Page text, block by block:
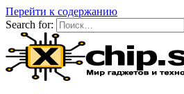
Перейти к содержанию
Search for: